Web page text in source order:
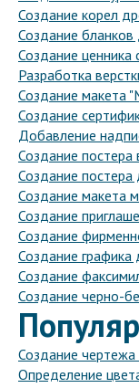
Создание корел
Создание бланков
Создание ценника
Разработка
Создание макета
Создание
Добавление
Создание постера
Создание
Создание макета
Создание
Создание
Создание
Создание
Создание черно-
Создание
Определение